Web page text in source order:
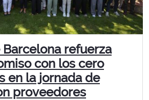
refuerza
con los cero
en la jornada de
proveedores